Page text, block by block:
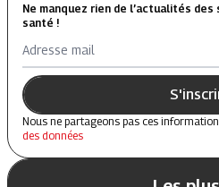
Ne manquez rien de l’actualités
santé !
Adresse mail
Nous ne partageons pas ces
des données